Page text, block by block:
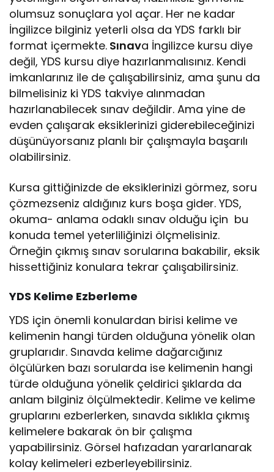
olumsuz sonuçlara yol açar. Her ne kadar
İngilizce bilginiz yeterli olsa da YDS farklı bir
format içermekte. Sınava İngilizce kursu diye
değil, YDS kursu diye hazırlanmalısınız. Kendi
imkanlarınız ile de çalışabilirsiniz, ama şunu da
bilmelisiniz ki YDS takviye alınmadan
hazırlanabilecek sınav değildir. Ama yine de
evden çalışarak eksiklerinizi giderebileceğinizi
düşünüyorsanız planlı bir çalışmayla başarılı
olabilirsiniz.
Kursa gittiğinizde de eksiklerinizi görmez, soru
çözmezseniz aldığınız kurs boşa gider. YDS,
okuma- anlama odaklı sınav olduğu için bu
konuda temel yeterliliğinizi ölçmelisiniz.
Örneğin çıkmış sınav sorularına bakabilir, eksik
hissettiğiniz konulara tekrar çalışabilirsiniz.
YDS Kelime Ezberleme
YDS için önemli konulardan birisi kelime ve
kelimenin hangi türden olduğuna yönelik olan
gruplarıdır. Sınavda kelime dağarcığınız
ölçülürken bazı sorularda ise kelimenin hangi
türde olduğuna yönelik çeldirici şıklarda da
anlam bilginiz ölçülmektedir. Kelime ve kelime
gruplarını ezberlerken, sınavda sıklıkla çıkmış
kelimelere bakarak ön bir çalışma
yapabilirsiniz. Görsel hafızadan yararlanarak
kolay kelimeleri ezberleyebilirsiniz.